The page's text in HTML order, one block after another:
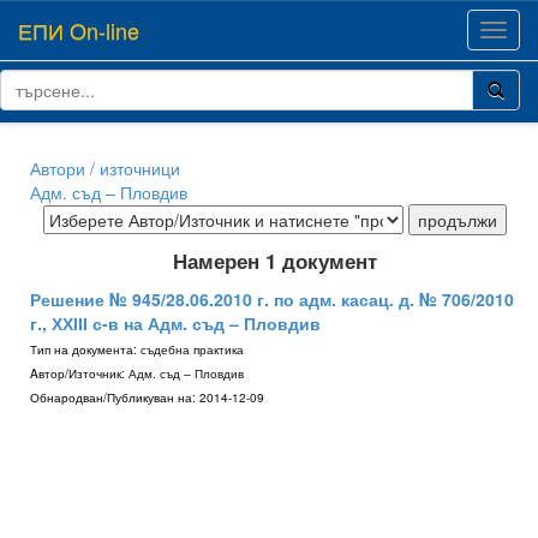
ЕПИ On-line
Автори / източници
Адм. съд – Пловдив
Намерен 1 документ
Решение № 945/28.06.2010 г. по адм. касац. д. № 706/2010
г., ХХІІІ с-в на Адм. съд – Пловдив
Тип на документа: съдебна практика
Aвтор/Източник: Адм. съд – Пловдив
Обнародван/Публикуван на: 2014-12-09